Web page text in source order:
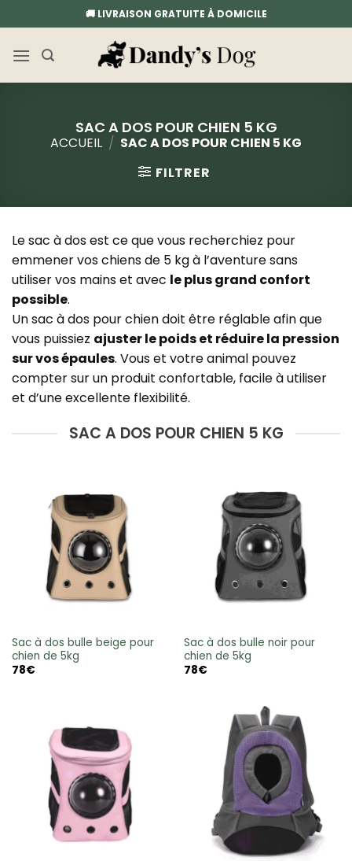
au
contenu
🚚 LIVRAISON GRATUITE À DOMICILE
SAC A DOS POUR CHIEN 5 KG
ACCUEIL / SAC A DOS POUR CHIEN 5 KG
FILTRER
Le sac à dos est ce que vous recherchiez pour
emmener vos chiens de 5 kg à l’aventure sans
utiliser vos mains et avec le plus grand confort
possible.
Un sac à dos pour chien doit être réglable afin que
vous puissiez ajuster le poids et réduire la pression
sur vos épaules. Vous et votre animal pouvez
compter sur un produit confortable, facile à utiliser
et d’une excellente flexibilité.
SAC A DOS POUR CHIEN 5 KG
Sac à dos bulle beige pour
chien de 5kg
78€
Sac à dos bulle noir pour
chien de 5kg
78€